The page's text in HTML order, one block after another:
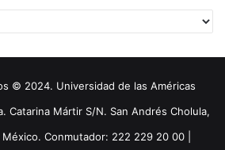
© 2024. Universidad de las Américas
Catarina Mártir S/N. San Andrés Cholula,
México. Conmutador: 222 229 20 00 |